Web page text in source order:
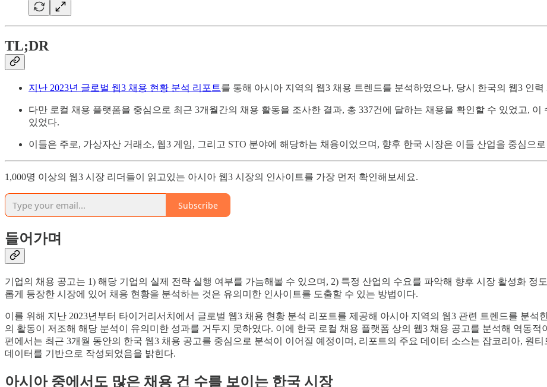
TL;DR
지난 2023년 글로벌 웹3 채용 현황 분석 리포트를 통해 아시아 지역의 웹3 채용 트렌드를 분석하였으나, 당시 한국의 웹3 인
다만 로컬 채용 플랫폼을 중심으로 최근 3개월간의 채용 활동을 조사한 결과, 총 337건에 달하는 채용을 확인할 수 있었고,
있었다.
이들은 주로, 가상자산 거래소, 웹3 게임, 그리고 STO 분야에 해당하는 채용이었으며, 향후 한국 시장은 이들 산업을 중심으
1,000명 이상의 웹3 시장 리더들이 읽고있는 아시아 웹3 시장의 인사이트를 가장 먼저 확인해보세요.
Subscribe
들어가며
기업의 채용 공고는 1) 해당 기업의 실제 전략 실행 여부를 가늠해볼 수 있으며, 2) 특정 산업의 수요를 파악해 향후 시장 활성화 정
롭게 등장한 시장에 있어 채용 현황을 분석하는 것은 유의미한 인사이트를 도출할 수 있는 방법이다.
이를 위해 지난 2023년부터 타이거리서치에서 글로벌 웹3 채용 현황 분석 리포트를 제공해 아시아 지역의 웹3 관련 트렌드를 분석
의 활동이 저조해 해당 분석이 유의미한 성과를 거두지 못하였다. 이에 한국 로컬 채용 플랫폼 상의 웹3 채용 공고를 분석해 역동
편에서는 최근 3개월 동안의 한국 웹3 채용 공고를 중심으로 분석이 이어질 예정이며, 리포트의 주요 데이터 소스는 잡코리아, 원
데이터를 기반으로 작성되었음을 밝힌다.
아시아 중에서도 많은 채용 건 수를 보이는 한국 시장